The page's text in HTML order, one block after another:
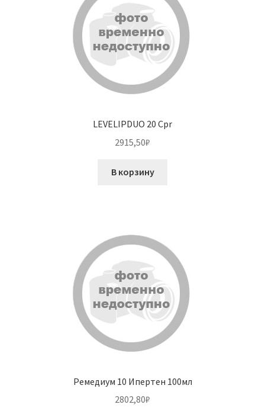
LEVELIPDUO 20 Cpr
2915,50₽
В корзину
Ремедиум 10 Ипертен 100мл
2802,80₽